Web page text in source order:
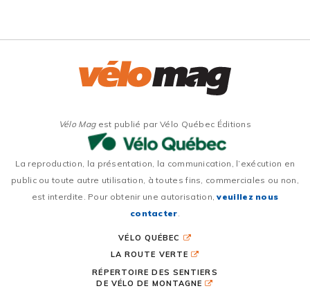
Vélo Magest publié par Vélo Québec Éditions
La reproduction, la présentation, la communication, l’exécution en
public ou toute autre utilisation, à toutes fins, commerciales ou non,
est interdite. Pour obtenir une autorisation,veuillez nous
contacter.
VÉLO QUÉBEC
LA ROUTE VERTE
RÉPERTOIRE DES SENTIERS
DE VÉLO DE MONTAGNE